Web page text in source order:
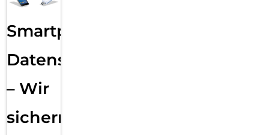
Smartphone
Datensicherung
– Wir
sichern